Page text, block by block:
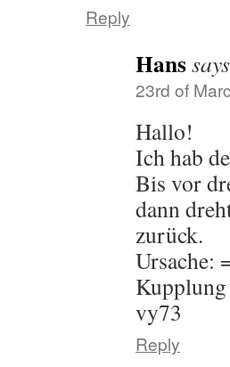
Reply
Hans
23rd of
Hallo!
Ich hab
Bis vor
dann
zurück.
Ursache:
vy73
Reply